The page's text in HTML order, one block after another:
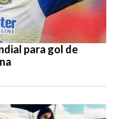
para gol de